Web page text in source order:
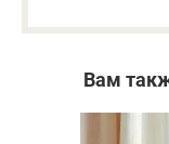
Вам